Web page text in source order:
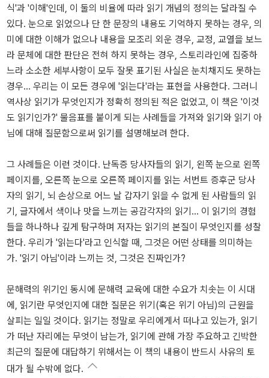
식'과 '이해'인데, 이 둘의 비율에 따라 읽기 개념의 정의는 달라질 수
있다. 눈으로 읽었으나 단 한 문장의 내용도 기억하지 못하는 경우, 의
미에 대한 이해가 없으나 내용을 모조리 외운 경우, 교정, 교열을 보느
라 문체에 대한 판단은 전혀 하지 못하는 경우, 스토리라인에 집중하
느라 소소한 세부사항이 모두 잘못 표기된 사실은 눈치채지도 못하는
경우... 우리는 이 모든 경우에 '읽는다'라는 표현을 사용한다. 그러니
역사상 읽기가 무엇인지가 정확히 정의된 적은 없었고, 이 책은 '이것
도 읽기인가?' 물음표를 붙이게 되는 사례들을 가져와 읽기와 읽기 아
님에 대해 질문함으로써 읽기를 설명해보려 한다.
그 사례들은 이런 것이다. 난독증 당사자들의 읽기, 왼쪽 눈으로 왼쪽
페이지를, 오른쪽 눈으로 오른쪽 페이지를 읽는 서번트 증후군 당사
자의 읽기, 뇌 손상으로 어느 날 갑자기 읽을 수 없게 된 사람들의 읽
기, 글자에서 색이나 맛을 느끼는 공감각자의 읽기... 이 읽기의 경험
들을 하나하나 깊게 탐구하며 저자는 읽기의 본질이 무엇인지를 성찰
한다. 우리가 '읽는다'라고 인식할 때, 그것은 어떤 상태를 의미하는
가. '읽기 아님'이라 느끼는 것, 그것은 진짜인가?
문해력의 위기인 동시에 문해력 교육에 대한 수요가 치솟는 이 시대
에, 읽기란 무엇인지에 대한 질문은 위기(혹은 위기 아님)의 근원을
살피는 일일 것이다. 읽기는 정말로 우리에게서 떠나고 있는가, 읽기
가 떠난 자리에는 무엇이 남는가, 읽기에 관해 가장 주요하고 긴박한
최근의 질문에 대답하기 위해서는 이 책의 내용이 반드시 사유의 토
대가 될 수밖에 없다.